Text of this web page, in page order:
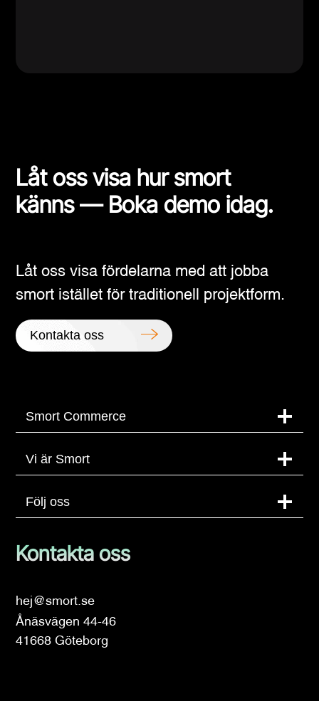
Låt oss visa hur smort
känns — Boka demo idag.
Låt oss visa fördelarna med att jobba
smort istället för traditionell projektform.
Kontakta oss
Smort Commerce
Vi är Smort
Följ oss
Kontakta oss
hej@smort.se
Ånäsvägen 44-46
41668 Göteborg